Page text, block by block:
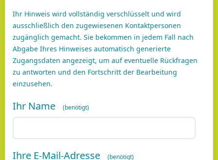
Ihr Hinweis wird vollständig verschlüsselt und wird
ausschließlich den zugewiesenen Kontaktpersonen
zugänglich gemacht. Sie bekommen in jedem Fall nach
Abgabe Ihres Hinweises automatisch generierte
Zugangsdaten angezeigt, um auf eventuelle Rückfragen
zu antworten und den Fortschritt der Bearbeitung
einzusehen.
Ihr Name
Ihre E-Mail-Adresse